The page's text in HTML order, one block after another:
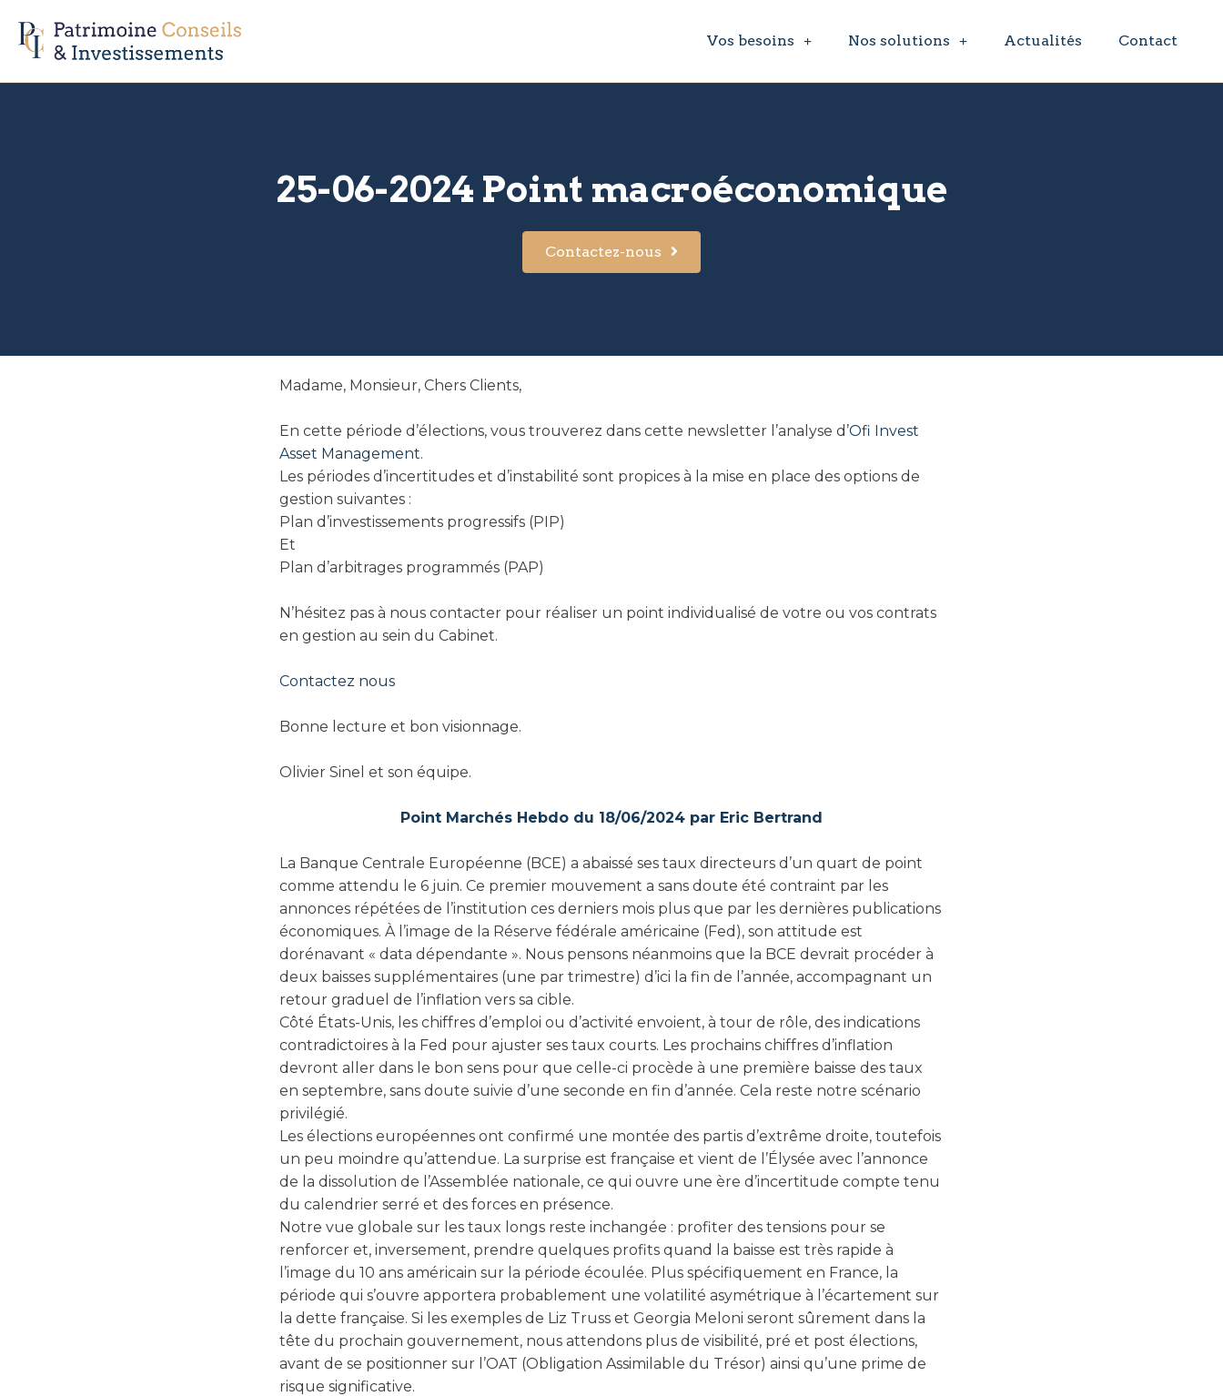
Vos besoins Nos solutions Actualités Contact
25-06-2024 Point macroéconomique
Contactez-nous
Madame, Monsieur, Chers Clients,
En cette période d’élections, vous trouverez dans cette newsletter l’analyse d’Ofi Invest
Asset Management.
Les périodes d’incertitudes et d’instabilité sont propices à la mise en place des options de
gestion suivantes :
Plan d’investissements progressifs (PIP)
Et
Plan d’arbitrages programmés (PAP)
N’hésitez pas à nous contacter pour réaliser un point individualisé de votre ou vos contrats
en gestion au sein du Cabinet.
Contactez nous
Bonne lecture et bon visionnage.
Olivier Sinel et son équipe.
Point Marchés Hebdo du 18/06/2024 par Eric Bertrand
La Banque Centrale Européenne (BCE) a abaissé ses taux directeurs d’un quart de point
comme attendu le 6 juin. Ce premier mouvement a sans doute été contraint par les
annonces répétées de l’institution ces derniers mois plus que par les dernières publications
économiques. À l’image de la Réserve fédérale américaine (Fed), son attitude est
dorénavant « data dépendante ». Nous pensons néanmoins que la BCE devrait procéder à
deux baisses supplémentaires (une par trimestre) d’ici la fin de l’année, accompagnant un
retour graduel de l’inflation vers sa cible.
Côté États-Unis, les chiffres d’emploi ou d’activité envoient, à tour de rôle, des indications
contradictoires à la Fed pour ajuster ses taux courts. Les prochains chiffres d’inflation
devront aller dans le bon sens pour que celle-ci procède à une première baisse des taux
en septembre, sans doute suivie d’une seconde en fin d’année. Cela reste notre scénario
privilégié.
Les élections européennes ont confirmé une montée des partis d’extrême droite, toutefois
un peu moindre qu’attendue. La surprise est française et vient de l’Élysée avec l’annonce
de la dissolution de l’Assemblée nationale, ce qui ouvre une ère d’incertitude compte tenu
du calendrier serré et des forces en présence.
Notre vue globale sur les taux longs reste inchangée : profiter des tensions pour se
renforcer et, inversement, prendre quelques profits quand la baisse est très rapide à
l’image du 10 ans américain sur la période écoulée. Plus spécifiquement en France, la
période qui s’ouvre apportera probablement une volatilité asymétrique à l’écartement sur
la dette française. Si les exemples de Liz Truss et Georgia Meloni seront sûrement dans la
tête du prochain gouvernement, nous attendons plus de visibilité, pré et post élections,
avant de se positionner sur l’OAT (Obligation Assimilable du Trésor) ainsi qu’une prime de
risque significative.